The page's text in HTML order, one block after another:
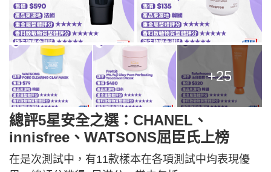
+25
總評5星安全之選：CHANEL、
innisfree、WATSONS屈臣氏上榜
在是次測試中，有11款樣本在各項測試中均表現優